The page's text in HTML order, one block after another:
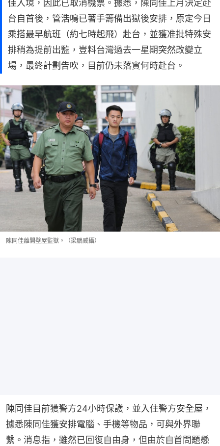
佳入境，因此已取消機票。據悉，陳同佳上月決定赴
台自首後，管浩鳴已著手籌備出獄後安排，原定今日
乘搭最早航班（約七時起飛）赴台，並獲准批特殊安
排稍為提前出監，豈料台灣過去一星期突然改變立
場，最終計劃告吹，目前仍未落實何時赴台。
陳同佳離開壁屋監獄。（梁鵬威攝）
陳同佳目前獲警方24小時保護，並入住警方安全屋，
據悉陳同佳獲安排電腦、手機等物品，可與外界聯
繫。消息指，雖然已回復自由身，但由於自首問題懸